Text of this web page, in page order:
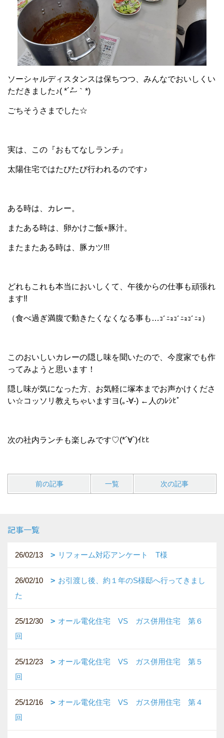
ソーシャルディスタンスは保ちつつ、みんなでおいしくい
ただきました♪( *´ސު｀*)
ごちそうさまでした☆
実は、この『おもてなしランチ』
太陽住宅ではたびたび行われるのです♪
ある時は、カレー。
またある時は、卵かけご飯+豚汁。
またまたある時は、豚カツ!!!
どれもこれも本当においしくて、午後からの仕事も頑張れ
ます‼
（食べ過ぎ満腹で動きたくなくなる事も…ｺﾞﾆｮｺﾞﾆｮｺﾞﾆｮ ）
このおいしいカレーの隠し味を聞いたので、今度家でも作
ってみようと思います！
隠し味が気になった方、お気軽に塚本までお声かけくださ
い☆コッソリ教えちゃいますヨ(｡-∀-) ←人のﾚｼﾋﾟ
次の社内ランチも楽しみです♡(*´∀`)ｲﾋﾋ
前の記事 一覧 次の記事
記事一覧
26/02/13 リフォーム対応アンケート T様
26/02/10
お引渡し後、約１年のS様邸へ行ってきまし
た
25/12/30
オール電化住宅 VS ガス併用住宅 第６
回
25/12/23
オール電化住宅 VS ガス併用住宅 第５
回
25/12/16
オール電化住宅 VS ガス併用住宅 第４
回